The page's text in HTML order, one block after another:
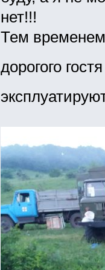
нет!!!
Тем временем
дорогого